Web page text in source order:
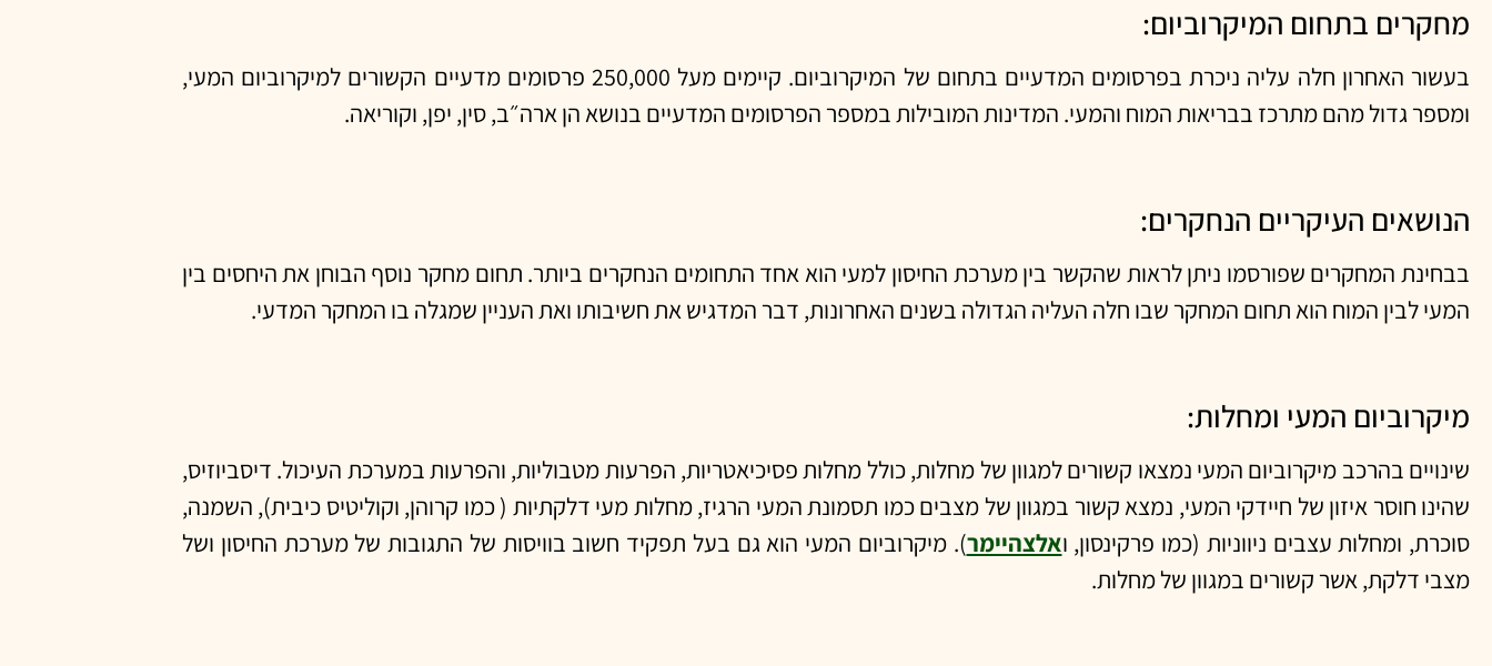
מחקרים בתחום המיקרוביום:
בעשור האחרון חלה עליה ניכרת בפרסומים המדעיים בתחום של המיקרוביום. קיימים מעל 250,000 פרסומים מדעיים הקשורים למיקרוביום המעי,
ומספר גדול מהם מתרכז בבריאות המוח והמעי. המדינות המובילות במספר הפרסומים המדעיים בנושא הן ארה״ב, סין, יפן, וקוריאה.
הנושאים העיקריים הנחקרים:
בבחינת המחקרים שפורסמו ניתן לראות שהקשר בין מערכת החיסון למעי הוא אחד התחומים הנחקרים ביותר. תחום מחקר נוסף הבוחן את היחסים בין
המעי לבין המוח הוא תחום המחקר שבו חלה העליה הגדולה בשנים האחרונות, דבר המדגיש את חשיבותו ואת העניין שמגלה בו המחקר המדעי.
מיקרוביום המעי ומחלות:
שינויים בהרכב מיקרוביום המעי נמצאו קשורים למגוון של מחלות, כולל מחלות פסיכיאטריות, הפרעות מטבוליות, והפרעות במערכת העיכול. דיסביוזיס,
שהינו חוסר איזון של חיידקי המעי, נמצא קשור במגוון של מצבים כמו תסמונת המעי הרגיז, מחלות מעי דלקתיות ( כמו קרוהן, וקוליטיס כיבית), השמנה,
סוכרת, ומחלות עצבים ניווניות (כמו פרקינסון, ואלצהיימר). מיקרוביום המעי הוא גם בעל תפקיד חשוב בוויסות של התגובות של מערכת החיסון ושל
מצבי דלקת, אשר קשורים במגוון של מחלות.